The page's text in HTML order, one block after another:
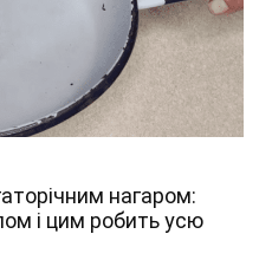
нагаром:
і цим робить усю